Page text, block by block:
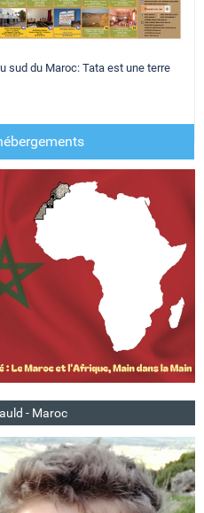
sud du Maroc: Tata est une terre
- Maroc